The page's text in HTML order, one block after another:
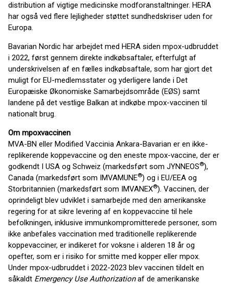
distribution af vigtige medicinske modforanstaltninger. HERA
har også ved flere lejligheder støttet sundhedskriser uden for
Europa.
Bavarian Nordic har arbejdet med HERA siden mpox-udbruddet
i 2022, først gennem direkte indkøbsaftaler, efterfulgt af
underskrivelsen af ​​en fælles indkøbsaftale, som har gjort det
muligt for EU-medlemsstater og yderligere lande i Det
Europæiske Økonomiske Samarbejdsområde (EØS) samt
landene på det vestlige Balkan at indkøbe mpox-vaccinen til
nationalt brug.
Om mpoxvaccinen
MVA-BN eller Modified Vaccinia Ankara-Bavarian er en ikke-
replikerende koppevaccine og den eneste mpox-vaccine, der er
godkendt I USA og Schweiz (markedsført som JYNNEOS®),
Canada (markedsført som IMVAMUNE®) og i EU/EEA og
Storbritannien (markedsført som IMVANEX®). Vaccinen, der
oprindeligt blev udviklet i samarbejde med den amerikanske
regering for at sikre levering af en koppevaccine til hele
befolkningen, inklusive immunkompromitterede personer, som
ikke anbefales vaccination med traditionelle replikerende
koppevacciner, er indikeret for voksne i alderen 18 år og
opefter, som er i risiko for smitte med kopper eller mpox.
Under mpox-udbruddet i 2022-2023 blev vaccinen tildelt en
såkaldt Emergency Use Authorizationaf de amerikanske